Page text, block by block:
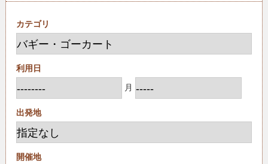
カテゴリ
利用日
月
出発地
開催地